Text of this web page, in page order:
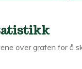
over grafen for å